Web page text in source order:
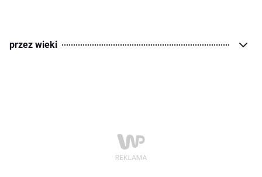
przez wieki